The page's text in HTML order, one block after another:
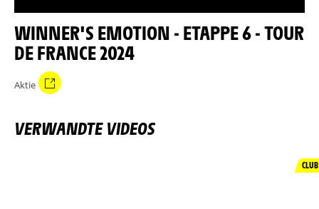
WINNER'S EMOTION - ETAPPE 6 - TOUR
DE FRANCE 2024
Aktie
VERWANDTE VIDEOS
CLUB